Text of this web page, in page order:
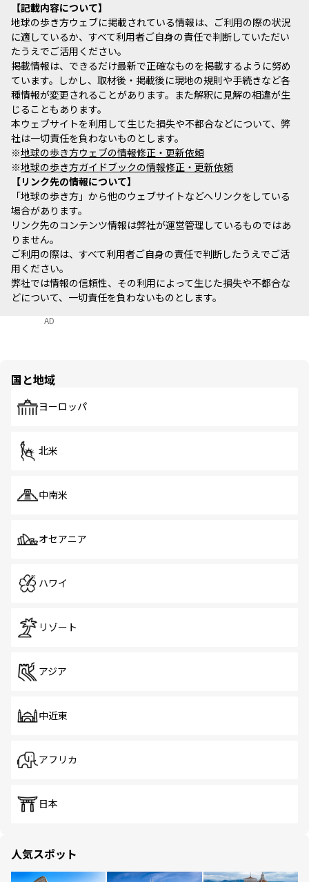
記載内容について
地球の歩き方ウェブに掲載されている情報は、ご利用の際の状況
に適しているか、すべて利用者ご自身の責任で判断していただい
たうえでご活用ください。
掲載情報は、できるだけ最新で正確なものを掲載するように努め
ています。しかし、取材後・掲載後に現地の規則や手続きなど各
種情報が変更されることがあります。また解釈に見解の相違が生
じることもあります。
本ウェブサイトを利用して生じた損失や不都合などについて、弊
社は一切責任を負わないものとします。
※地球の歩き方ウェブの情報修正・更新依頼
※地球の歩き方ガイドブックの情報修正・更新依頼
リンク先の情報について
「地球の歩き方」から他のウェブサイトなどへリンクをしている
場合があります。
リンク先のコンテンツ情報は弊社が運営管理しているものではあ
りません。
ご利用の際は、すべて利用者ご自身の責任で判断したうえでご活
用ください。
弊社では情報の信頼性、その利用によって生じた損失や不都合な
どについて、一切責任を負わないものとします。
AD
国と地域
ヨーロッパ
北米
中南米
オセアニア
ハワイ
リゾート
アジア
中近東
アフリカ
日本
人気スポット